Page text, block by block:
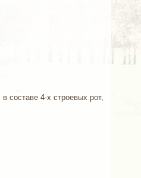
составе 4-х строевых рот,